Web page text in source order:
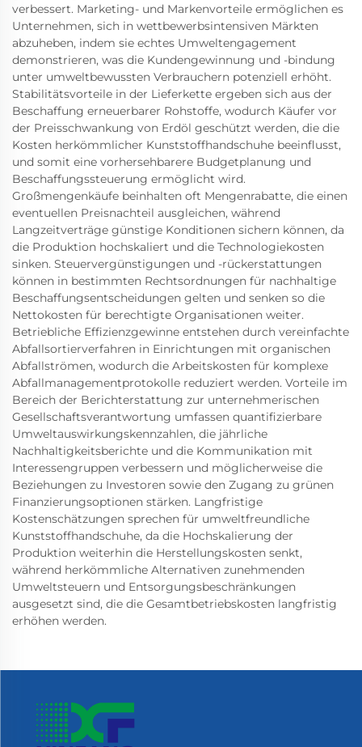
verbessert. Marketing- und Markenvorteile ermöglichen es
Unternehmen, sich in wettbewerbsintensiven Märkten
abzuheben, indem sie echtes Umweltengagement
demonstrieren, was die Kundengewinnung und -bindung
unter umweltbewussten Verbrauchern potenziell erhöht.
Stabilitätsvorteile in der Lieferkette ergeben sich aus der
Beschaffung erneuerbarer Rohstoffe, wodurch Käufer vor
der Preisschwankung von Erdöl geschützt werden, die die
Kosten herkömmlicher Kunststoffhandschuhe beeinflusst,
und somit eine vorhersehbarere Budgetplanung und
Beschaffungssteuerung ermöglicht wird.
Großmengenkäufe beinhalten oft Mengenrabatte, die einen
eventuellen Preisnachteil ausgleichen, während
Langzeitverträge günstige Konditionen sichern können, da
die Produktion hochskaliert und die Technologiekosten
sinken. Steuervergünstigungen und -rückerstattungen
können in bestimmten Rechtsordnungen für nachhaltige
Beschaffungsentscheidungen gelten und senken so die
Nettokosten für berechtigte Organisationen weiter.
Betriebliche Effizienzgewinne entstehen durch vereinfachte
Abfallsortierverfahren in Einrichtungen mit organischen
Abfallströmen, wodurch die Arbeitskosten für komplexe
Abfallmanagementprotokolle reduziert werden. Vorteile im
Bereich der Berichterstattung zur unternehmerischen
Gesellschaftsverantwortung umfassen quantifizierbare
Umweltauswirkungskennzahlen, die jährliche
Nachhaltigkeitsberichte und die Kommunikation mit
Interessengruppen verbessern und möglicherweise die
Beziehungen zu Investoren sowie den Zugang zu grünen
Finanzierungsoptionen stärken. Langfristige
Kostenschätzungen sprechen für umweltfreundliche
Kunststoffhandschuhe, da die Hochskalierung der
Produktion weiterhin die Herstellungskosten senkt,
während herkömmliche Alternativen zunehmenden
Umweltsteuern und Entsorgungsbeschränkungen
ausgesetzt sind, die die Gesamtbetriebskosten langfristig
erhöhen werden.